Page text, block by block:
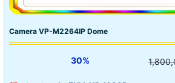
Camera VP-M2264IP Dome
30%